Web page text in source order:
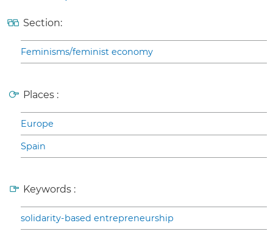
Section:
Feminisms/feminist economy
Places :
Europe
Spain
Keywords :
solidarity-based entrepreneurship